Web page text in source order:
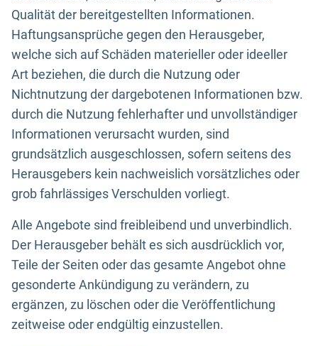
Qualität der bereitgestellten Informationen.
Haftungsansprüche gegen den Herausgeber,
welche sich auf Schäden materieller oder ideeller
Art beziehen, die durch die Nutzung oder
Nichtnutzung der dargebotenen Informationen bzw.
durch die Nutzung fehlerhafter und unvollständiger
Informationen verursacht wurden, sind
grundsätzlich ausgeschlossen, sofern seitens des
Herausgebers kein nachweislich vorsätzliches oder
grob fahrlässiges Verschulden vorliegt.
Alle Angebote sind freibleibend und unverbindlich.
Der Herausgeber behält es sich ausdrücklich vor,
Teile der Seiten oder das gesamte Angebot ohne
gesonderte Ankündigung zu verändern, zu
ergänzen, zu löschen oder die Veröffentlichung
zeitweise oder endgültig einzustellen.